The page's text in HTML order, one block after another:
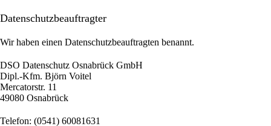
Datenschutz­beauftragter
Wir haben einen Datenschutzbeauftragten benannt.
DSO Datenschutz Osnabrück GmbH
Dipl.-Kfm. Björn Voitel
Mercatorstr. 11
49080 Osnabrück
Telefon: (0541) 60081631